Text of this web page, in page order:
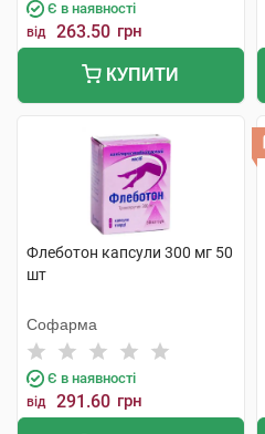
Є в наявності
від 263.50 грн
КУПИТИ
Флеботон капсули 300 мг 50
шт
Софарма
Є в наявності
від 291.60 грн